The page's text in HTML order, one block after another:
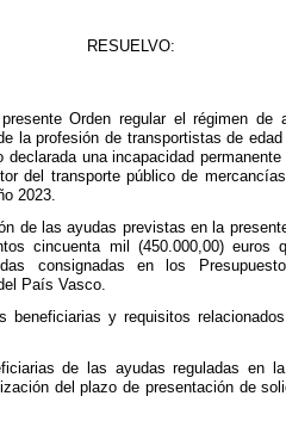
RESUELVO:
Orden regular el régimen de
la profesión de transportistas de
una incapacidad
del transporte público de
2023.
de las ayudas previstas en la
cincuenta mil (450.000,00) euros
consignadas en los
País Vasco.
beneficiarias y requisitos
de las ayudas reguladas en
del plazo de presentación de